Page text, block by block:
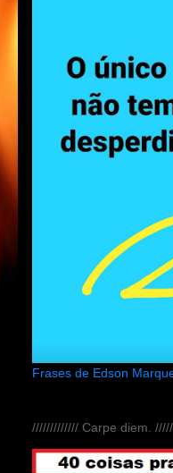
Frases de Edson
///////////// Carpe diem.